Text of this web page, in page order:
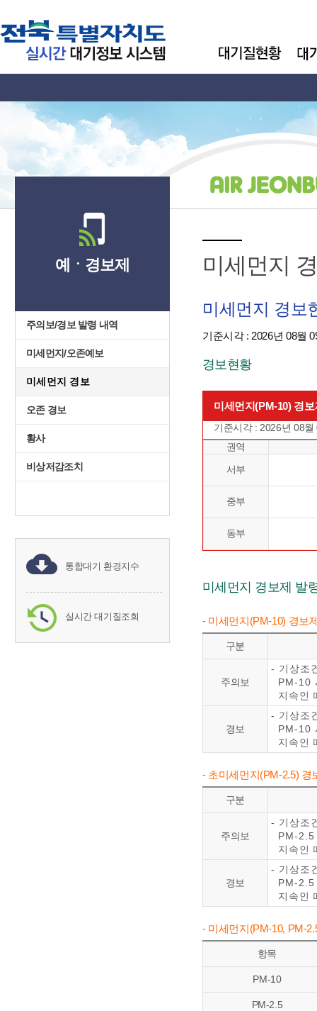
예ㆍ경보제
주의보/경보 발령 내역
미세먼지/오존예보
미세먼지 경보
오존 경보
황사
비상저감조치
통합대기 환경지수
실시간 대기질조회
미세먼지
미세먼지 경보
기준시각 : 2026년 08월
경보현황
미세먼지(PM-10) 경보
기준시각 : 2026년 08월
권역
서부
중부
동부
미세먼지 경보제 발
- 미세먼지(PM-10) 경보
구분
주의보
- 기상조
PM-10
지속인
경보
- 기상조
PM-10
지속인
- 초미세먼지(PM-2.5) 경
구분
주의보
- 기상조
PM-2.5
지속인
경보
- 기상조
PM-2.5
지속인
- 미세먼지(PM-10, PM-
항목
PM-10
PM-2.5